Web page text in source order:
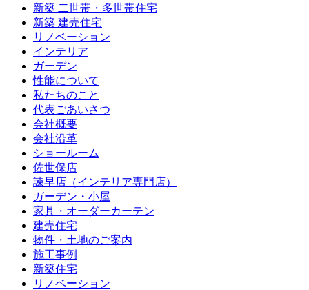
新築 二世帯・多世帯住宅
新築 建売住宅
リノベーション
インテリア
ガーデン
性能について
私たちのこと
代表ごあいさつ
会社概要
会社沿革
ショールーム
佐世保店
諫早店（インテリア専門店）
ガーデン・小屋
家具・オーダーカーテン
建売住宅
物件・土地のご案内
施工事例
新築住宅
リノベーション